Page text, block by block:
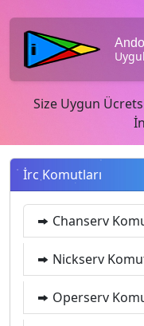
Size Uygun
İrc Komutları
Chanserv
Nickserv
Operserv